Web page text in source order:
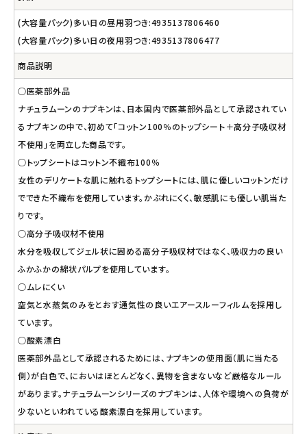
(大容量パック)多い日の昼用羽つき:4935137806460
(大容量パック)多い日の夜用羽つき:4935137806477
商品説明
○医薬部外品
ナチュラムーンのナプキンは、日本国内で医薬部外品として承認されてい
るナプキンの中で、初めて「コットン100％のトップシート＋高分子吸収材
不使用」を両立した商品です。
○トップシートはコットン不織布100％
女性のデリケートな肌に触れるトップシートには、肌に優しいコットンだけ
でできた不織布を使用しています。かぶれにくく、敏感肌にも優しい肌当た
りです。
○高分子吸収材不使用
水分を吸収してジェル状に固める高分子吸収材ではなく、吸収力の良い
ふかふかの綿状パルプを使用しています。
○ムレにくい
空気と水蒸気のみをとおす通気性の良いエアースルーフィルムを採用し
ています。
○酸素漂白
医薬部外品として承認されるためには、ナプキンの使用面（肌に当たる
側）が白色で、においはほとんどなく、異物を含まないなど厳格なルール
があります。ナチュラムーンシリーズのナプキンは、人体や環境への負荷が
少ないといわれている酸素漂白を採用しています。